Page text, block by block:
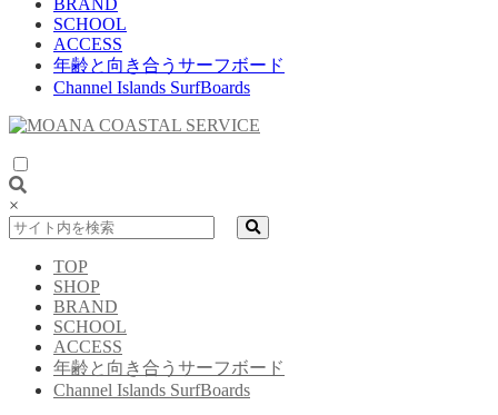
BRAND
SCHOOL
ACCESS
年齢と向き合うサーフボード
Channel Islands SurfBoards
×
TOP
SHOP
BRAND
SCHOOL
ACCESS
年齢と向き合うサーフボード
Channel Islands SurfBoards